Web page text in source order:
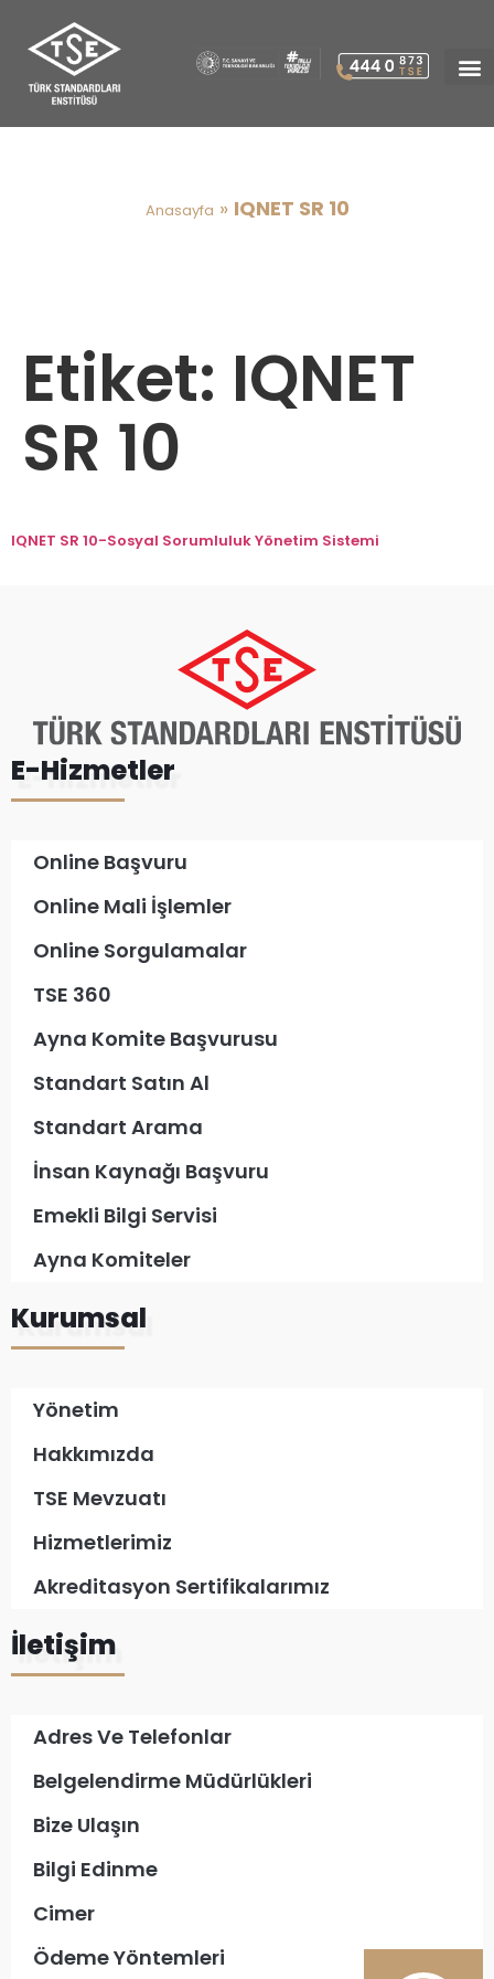
Anasayfa » IQNET SR 10
Etiket: IQNET
SR 10
IQNET SR 10-Sosyal Sorumluluk Yönetim Sistemi
E-Hizmetler
Online Başvuru
Online Mali İşlemler
Online Sorgulamalar
TSE 360
Ayna Komite Başvurusu
Standart Satın Al
Standart Arama
İnsan Kaynağı Başvuru
Emekli Bilgi Servisi
Ayna Komiteler
Kurumsal
Yönetim
Hakkımızda
TSE Mevzuatı
Hizmetlerimiz
Akreditasyon Sertifikalarımız
İletişim
Adres Ve Telefonlar
Belgelendirme Müdürlükleri
Bize Ulaşın
Bilgi Edinme
Cimer
Ödeme Yöntemleri